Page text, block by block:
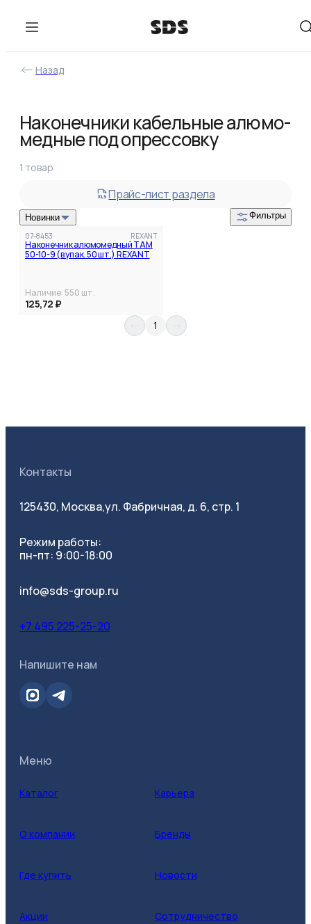
Назад
Наконечники кабельные алюмо-
медные под опрессовку
1 товар
Прайс-лист раздела
Новинки Фильтры
07-8453 REXANT
Наконечник алюмомедный ТАМ
50-10-9 (в упак. 50 шт.) REXANT
Наличие: 550 шт.
125,72 ₽
1
Контакты
125430, Москва,ул. Фабричная, д. 6, стр. 1
Режим работы:
пн-пт: 9:00-18:00
info@sds-group.ru
+7 495 225-25-20
Напишите нам
Меню
Каталог Карьера
О компании Бренды
Где купить Новости
Акции Сотрудничество
В наличии